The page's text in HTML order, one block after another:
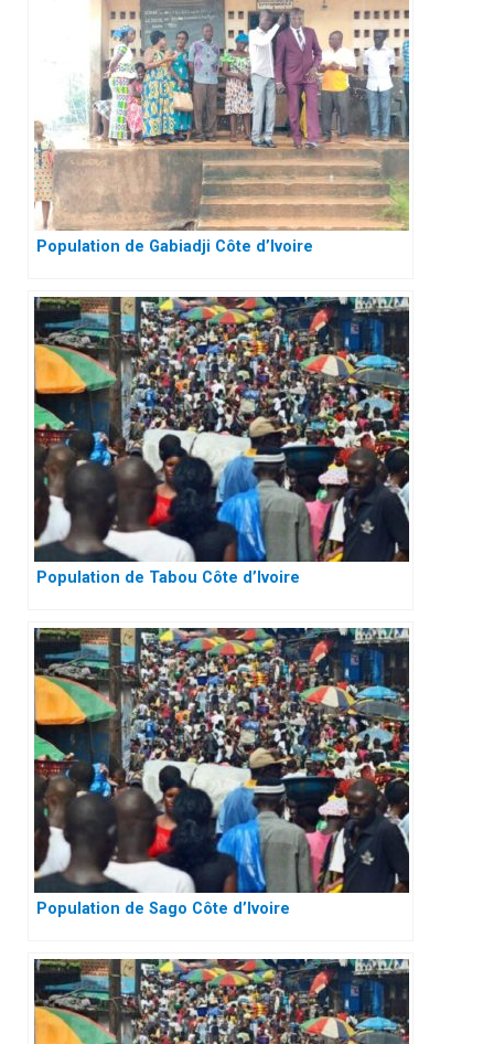
Population de Gabiadji Côte d’Ivoire
Population de Tabou Côte d’Ivoire
Population de Sago Côte d’Ivoire